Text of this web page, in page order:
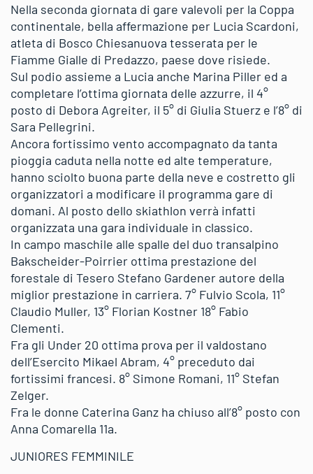
Nella seconda giornata di gare valevoli per la Coppa
continentale, bella affermazione per Lucia Scardoni,
atleta di Bosco Chiesanuova tesserata per le
Fiamme Gialle di Predazzo, paese dove risiede.
Sul podio assieme a Lucia anche Marina Piller ed a
completare l’ottima giornata delle azzurre, il 4°
posto di Debora Agreiter, il 5° di Giulia Stuerz e l’8° di
Sara Pellegrini.
Ancora fortissimo vento accompagnato da tanta
pioggia caduta nella notte ed alte temperature,
hanno sciolto buona parte della neve e costretto gli
organizzatori a modificare il programma gare di
domani. Al posto dello skiathlon verrà infatti
organizzata una gara individuale in classico.
In campo maschile alle spalle del duo transalpino
Bakscheider-Poirrier ottima prestazione del
forestale di Tesero Stefano Gardener autore della
miglior prestazione in carriera. 7° Fulvio Scola, 11°
Claudio Muller, 13° Florian Kostner 18° Fabio
Clementi.
Fra gli Under 20 ottima prova per il valdostano
dell’Esercito Mikael Abram, 4° preceduto dai
fortissimi francesi. 8° Simone Romani, 11° Stefan
Zelger.
Fra le donne Caterina Ganz ha chiuso all’8° posto con
Anna Comarella 11a.
JUNIORES FEMMINILE